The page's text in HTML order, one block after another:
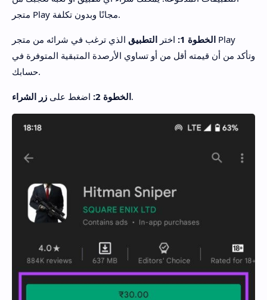
متجر Play مجانًا وبدون تكلفة.
الخطوة 1: اختر التطبيق الذي ترغب في شرائه من متجر Play
وتأكد من أن قيمته أقل من أو تساوي الأرصدة المتبقية المتوفرة في
حسابك.
الخطوة 2: اضغط على زر الشراء .